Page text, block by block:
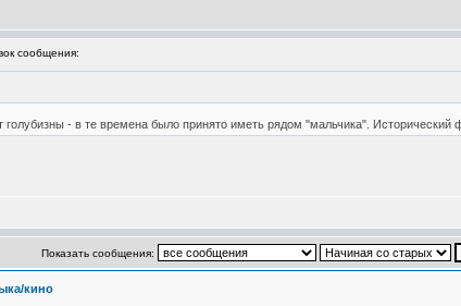
сообщения:
- в те времена было принято иметь рядом "мальчика". Исторический
Показать сообщения:
кино